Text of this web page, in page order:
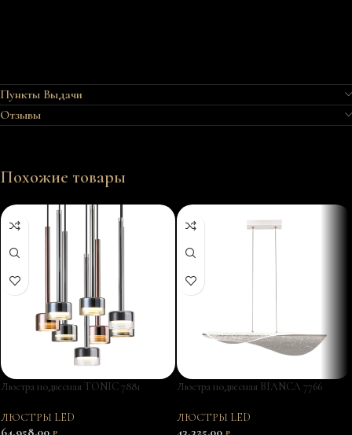
Пункты Выдачи
Отзывы
Похожие товары
Люстра подвеcная TONIC 7881
ЛЮСТРЫ LED
64,958.00 ₽
Люстра подвесная BIANCA 7766
ЛЮСТРЫ LED
43,325.00 ₽